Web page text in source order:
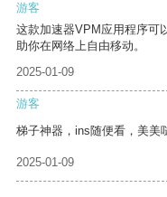
游客
这款加速器VPM应用程序可
助你在网络上自由移动。
2025-01-09
游客
梯子神器，ins随便看，美美
2025-01-09